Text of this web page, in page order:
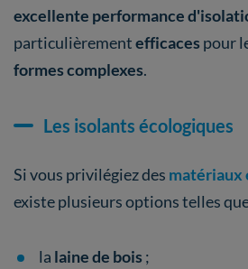
excellente performance
particulièrementefficaces pour
formes complexes.
Les isolants écologiques
Si vous privilégiez des matériaux
existe plusieurs options telles
la laine de bois ;